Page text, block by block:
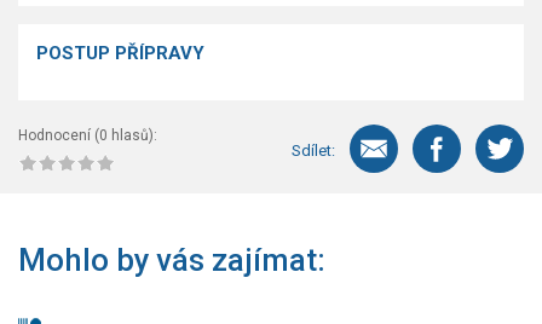
POSTUP PŘÍPRAVY
Hodnocení (0 hlasů):
Sdílet:
Mohlo by vás zajímat: